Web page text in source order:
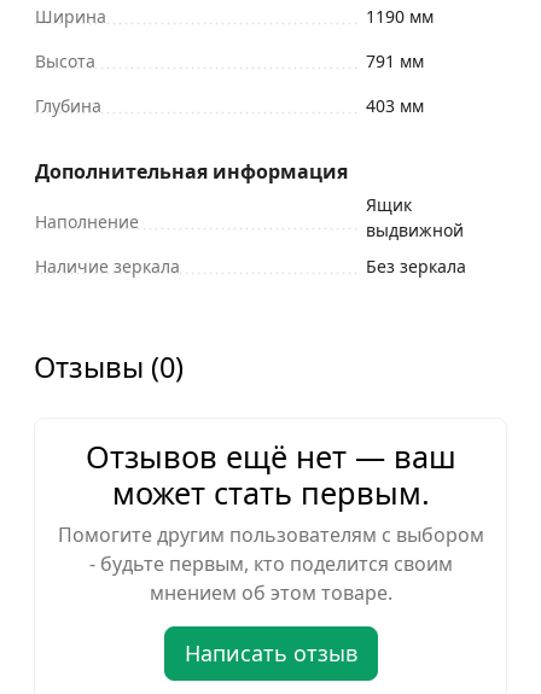
Ширина
1190 мм
Высота
791 мм
Глубина
403 мм
Дополнительная информация
Наполнение
Ящик
выдвижной
Наличие зеркала
Без зеркала
Отзывы (0)
Отзывов ещё нет — ваш
может стать первым.
Помогите другим пользователям с выбором
- будьте первым, кто поделится своим
мнением об этом товаре.
Написать отзыв